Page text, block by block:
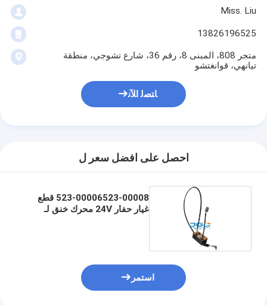
Miss. Liu
13826196525
متجر 808، المبنى 8، رقم 36، شارع تشوجي، منطقة
تيانهي، قوانغتشو
ﺎﺘﺼﻟ ﺍﻶﻧ
احصل على افضل سعر ل
523-00006523-00008 قطع
غيار حفار 24V محرك خنق لـ
استمر